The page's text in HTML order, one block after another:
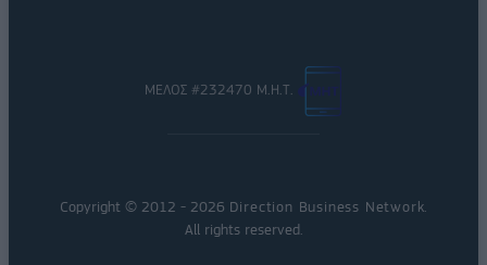
ΜΕΛΟΣ #232470 Μ.Η.Τ.
Copyright © 2012 - 2026 Direction Business Network.
All rights reserved.